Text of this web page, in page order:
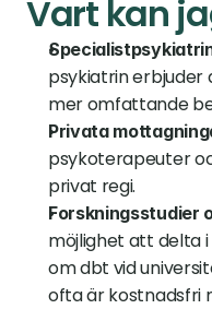
Vart kan
psykiatrin
mer omfattande
Privata
psykoterapeuter
privat regi.
Forskningsstudier
möjlighet att delta
om dbt vid
ofta är kostnadsfri